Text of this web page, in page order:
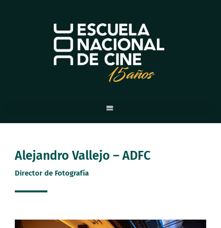
Alejandro Vallejo – ADFC
Director de Fotografía